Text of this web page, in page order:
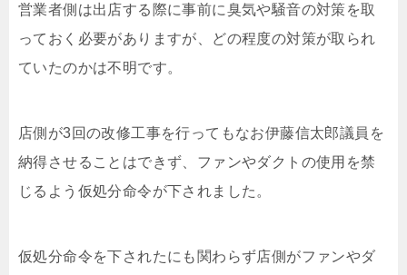
営業者側は出店する際に事前に臭気や騒音の対策を取
っておく必要がありますが、どの程度の対策が取られ
ていたのかは不明です。
店側が3回の改修工事を行ってもなお伊藤信太郎議員を
納得させることはできず、ファンやダクトの使用を禁
じるよう仮処分命令が下されました。
仮処分命令を下されたにも関わらず店側がファンやダ